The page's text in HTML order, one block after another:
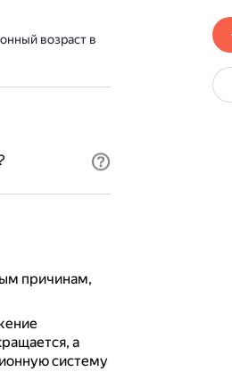
возраст в
причинам,
а
систему